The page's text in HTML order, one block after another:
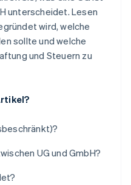
unterscheidet. Lesen
wird, welche
sollte und welche
und Steuern zu
UG und GmbH?